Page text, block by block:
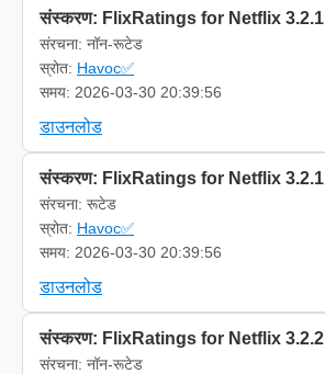
संस्करण: FlixRatings for Netflix 3.2.1
संरचना: नॉन-रूटेड
स्रोत: Havoc✅
समय: 2026-03-30 20:39:56
डाउनलोड
संस्करण: FlixRatings for Netflix 3.2.1
संरचना: रूटेड
स्रोत: Havoc✅
समय: 2026-03-30 20:39:56
डाउनलोड
संस्करण: FlixRatings for Netflix 3.2.2
संरचना: नॉन-रूटेड